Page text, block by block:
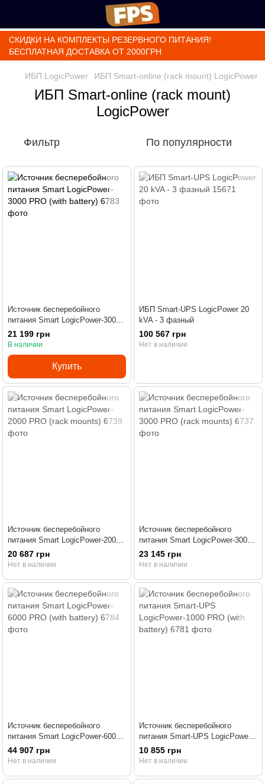
СКИДКИ НА КОМПЛЕКТЫ РЕЗЕРВНОГО ПИТАНИЯ!
БЕСПЛАТНАЯ ДОСТАВКА ОТ 2000ГРН
ИБП LogicPower ИБП Smart-online (rack mount) LogicPower
ИБП Smart-online (rack mount)
LogicPower
Фильтр По популярности
Источник бесперебойного
питания Smart LogicPower-3000
PRO (with battery)
21 199 грн
В наличии
Купить
ИБП Smart-UPS LogicPower 20
kVA - 3 фазный
100 567 грн
Нет в наличии
Источник бесперебойного
питания Smart LogicPower-2000
PRO (rack mounts)
20 687 грн
Нет в наличии
Источник бесперебойного
питания Smart LogicPower-3000
PRO (rack mounts)
23 145 грн
Нет в наличии
Источник бесперебойного
питания Smart LogicPower-6000
PRO (with battery)
44 907 грн
Нет в наличии
Источник бесперебойного
питания Smart-UPS LogicPower-
1000 PRO (with battery)
10 855 грн
Нет в наличии